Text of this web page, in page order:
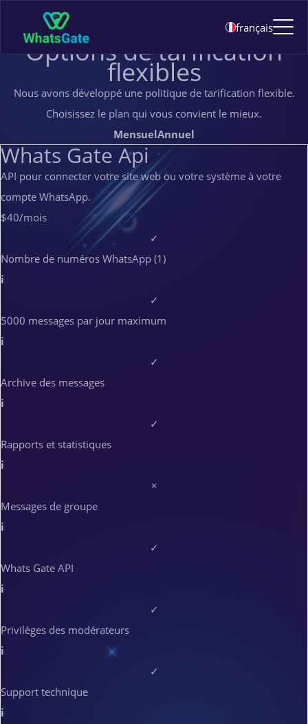
français
Tarification
Options de tarification
flexibles
Nous avons développé une politique de tarification flexible.
Choisissez le plan qui vous convient le mieux.
MensuelAnnuel
Whats Gate Api
API pour connecter votre site web ou votre système à votre
compte WhatsApp.
$40/mois
✓
Nombre de numéros WhatsApp (1)
i
✓
5000 messages par jour maximum
i
✓
Archive des messages
i
✓
Rapports et statistiques
i
×
Messages de groupe
i
✓
Whats Gate API
i
✓
Privilèges des modérateurs
i
✓
Support technique
i